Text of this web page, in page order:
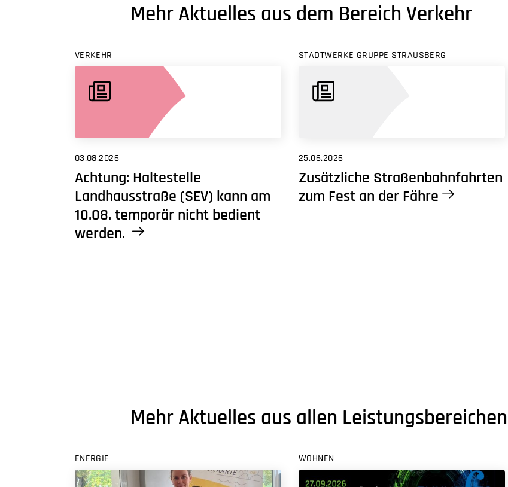
Mehr Aktuelles aus dem Bereich Verkehr
VERKEHR
03.08.2026
Achtung: Haltestelle
Landhausstraße (SEV) kann am
10.08. temporär nicht bedient
werden.
STADTWERKE GRUPPE STRAUSBERG
25.06.2026
Zusätzliche Straßenbahnfahrten
zum Fest an der Fähre
Mehr Aktuelles aus allen Leistungsbereichen
ENERGIE WOHNEN